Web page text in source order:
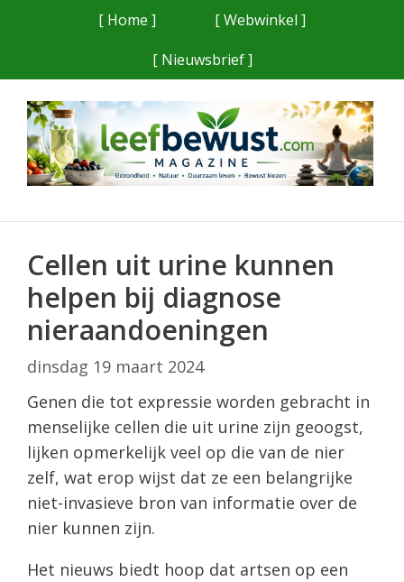
[ Home ]
[ Webwinkel ]
[ Nieuwsbrief ]
Cellen uit urine kunnen
helpen bij diagnose
nieraandoeningen
dinsdag 19 maart 2024
Genen die tot expressie worden gebracht in
menselijke cellen die uit urine zijn geoogst,
lijken opmerkelijk veel op die van de nier
zelf, wat erop wijst dat ze een belangrijke
niet-invasieve bron van informatie over de
nier kunnen zijn.
Het nieuws biedt hoop dat artsen op een